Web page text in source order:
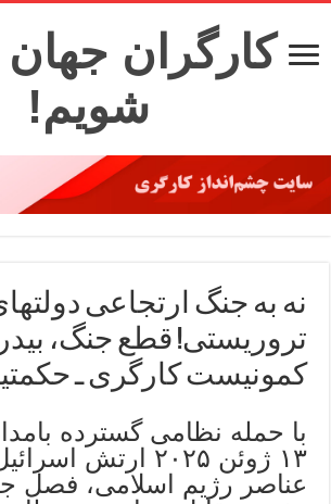
کارگران
شویم!
نه به جنگ ارتجاعی
تروریستی! قطع جنگ،
کمونیست کارگری ـ
با حمله نظامی گسترده
۱۳ ژوئن ۲۰۲۵ ارتش
عناصر رژیم اسلامی، فصل